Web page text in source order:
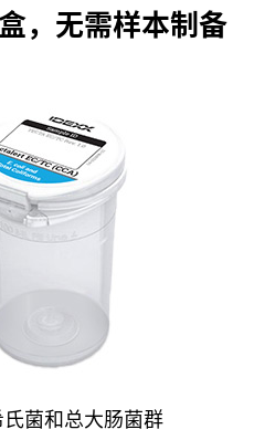
，无需样本制备
菌和总大肠菌群